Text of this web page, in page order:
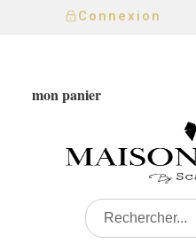
Connexion
mon panier